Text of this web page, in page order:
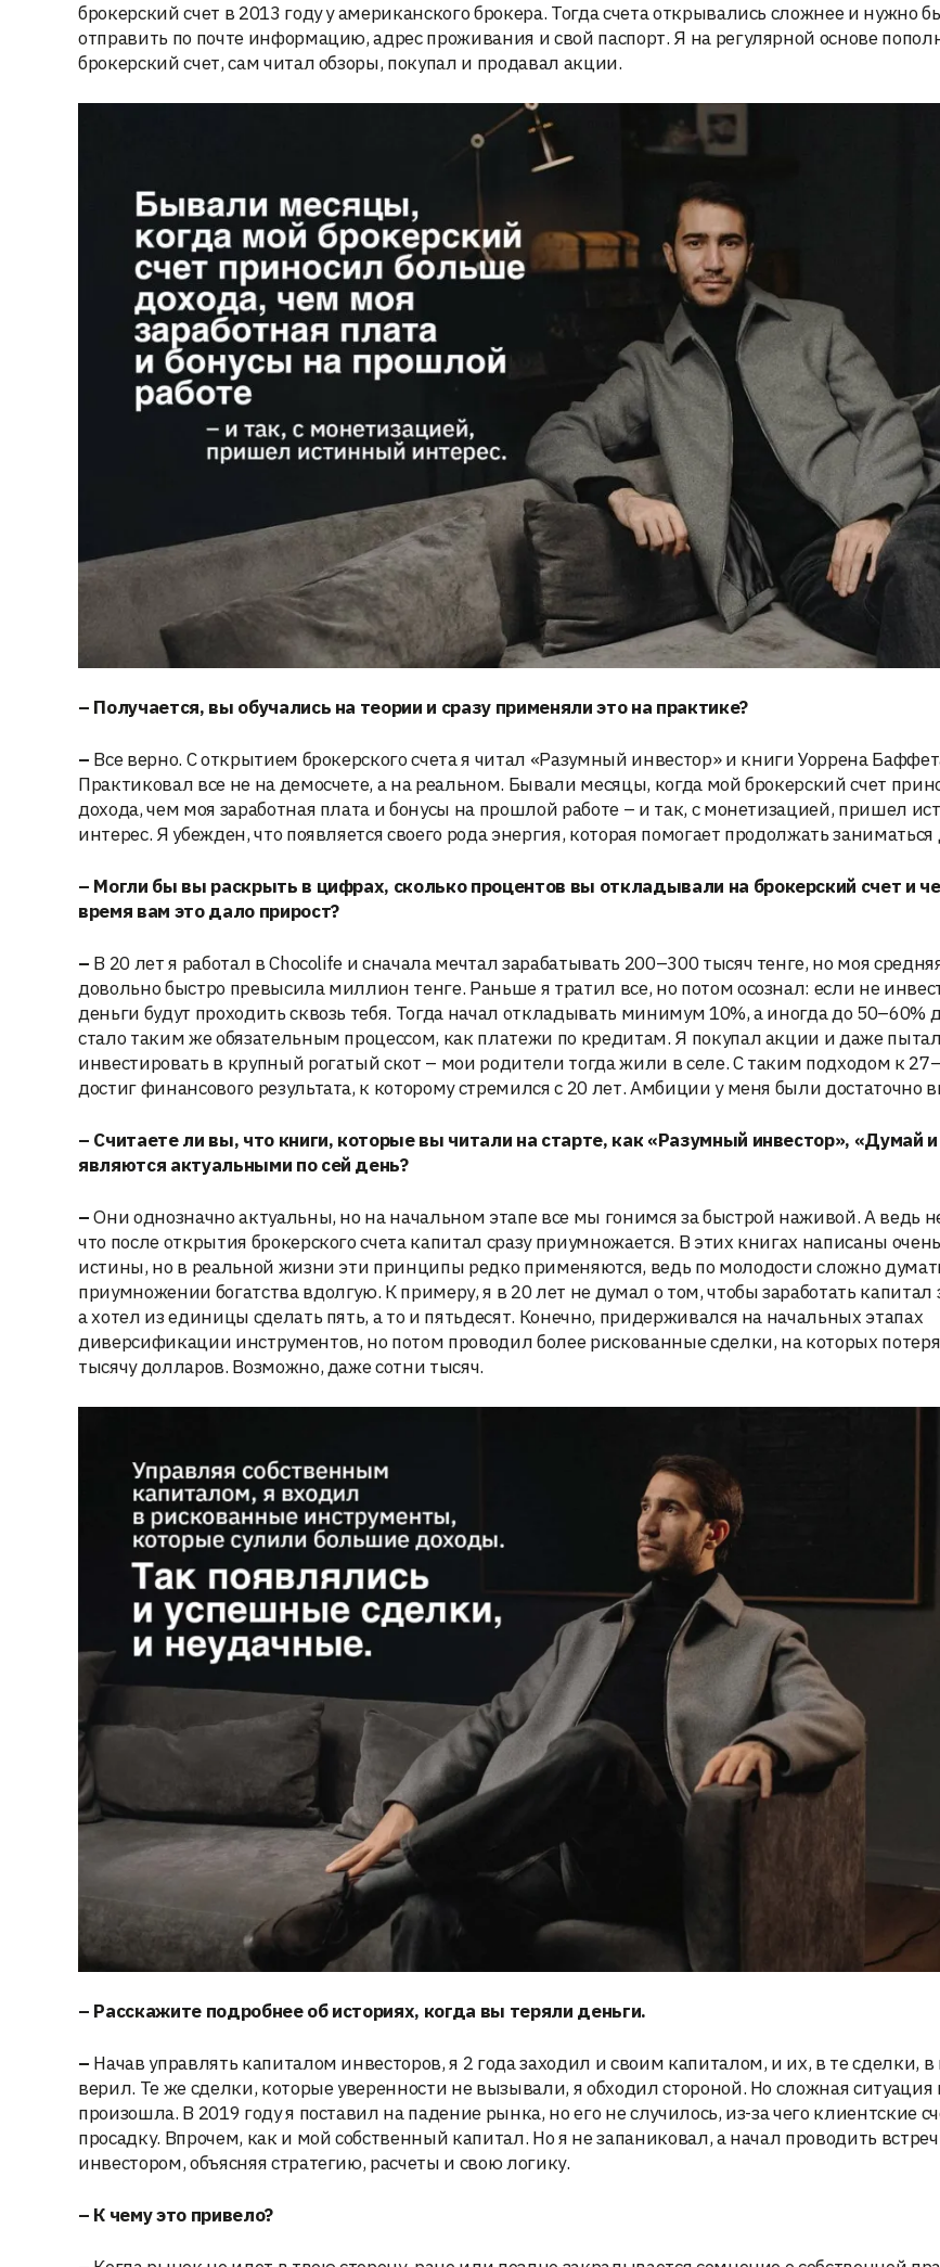
брокерский счет в 2013 году у американского брокера. Тогда счета открывались сложнее и нужно
отправить по почте информацию, адрес проживания и свой паспорт. Я на регулярной основе
брокерский счет, сам читал обзоры, покупал и продавал акции.
– Получается, вы обучались на теории и сразу применяли это на практике?
– Все верно. С открытием брокерского счета я читал «Разумный инвестор» и книги Уоррена
Практиковал все не на демосчете, а на реальном. Бывали месяцы, когда мой брокерский счет
дохода, чем моя заработная плата и бонусы на прошлой работе – и так, с монетизацией, пришел
интерес. Я убежден, что появляется своего рода энергия, которая помогает продолжать
– Могли бы вы раскрыть в цифрах, сколько процентов вы откладывали на брокерский счет и
время вам это дало прирост?
– В 20 лет я работал в Chocolife и сначала мечтал зарабатывать 200–300 тысяч тенге, но моя
довольно быстро превысила миллион тенге. Раньше я тратил все, но потом осознал: если не
деньги будут проходить сквозь тебя. Тогда начал откладывать минимум 10%, а иногда до 50–60%
стало таким же обязательным процессом, как платежи по кредитам. Я покупал акции и даже
инвестировать в крупный рогатый скот – мои родители тогда жили в селе. С таким подходом к
достиг финансового результата, к которому стремился с 20 лет. Амбиции у меня были достаточно
– Считаете ли вы, что книги, которые вы читали на старте, как «Разумный инвестор», «Думай и
являются актуальными по сей день?
–Они однозначно актуальны, но на начальном этапе все мы гонимся за быстрой наживой. А ведь
что после открытия брокерского счета капитал сразу приумножается. В этих книгах написаны
истины, но в реальной жизни эти принципы редко применяются, ведь по молодости сложно
приумножении богатства вдолгую. К примеру, я в 20 лет не думал о том, чтобы заработать капитал
а хотел из единицы сделать пять, а то и пятьдесят. Конечно, придерживался на начальных этапах
диверсификации инструментов, но потом проводил более рискованные сделки, на которых
тысячу долларов. Возможно, даже сотни тысяч.
– Расскажите подробнее об историях, когда вы теряли деньги.
– Начав управлять капиталом инвесторов, я 2 года заходил и своим капиталом, и их, в те сделки,
верил. Те же сделки, которые уверенности не вызывали, я обходил стороной. Но сложная ситуация
произошла. В 2019 году я поставил на падение рынка, но его не случилось, из-за чего клиентские
просадку. Впрочем, как и мой собственный капитал. Но я не запаниковал, а начал проводить
инвестором, объясняя стратегию, расчеты и свою логику.
– К чему это привело?